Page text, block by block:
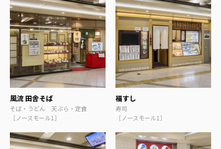
風流 田舎そば
そば・うどん 天ぷら・定食
［ノースモール1］
福すし
寿司
［ノースモール1］